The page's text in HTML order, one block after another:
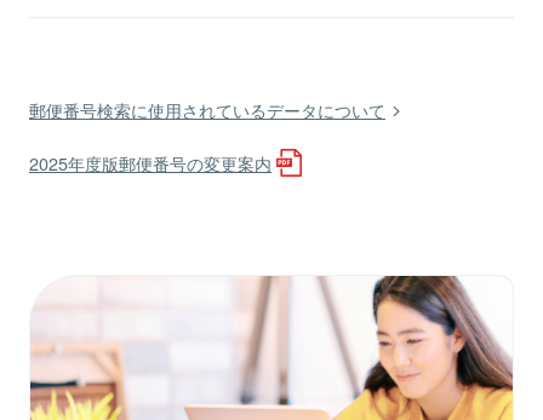
郵便番号検索に使用されているデータについて
2025年度版郵便番号の変更案内